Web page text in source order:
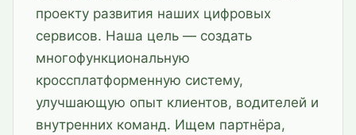
проекту развития наших цифровых
сервисов. Наша цель — создать
многофункциональную
кроссплатформенную систему,
улучшающую опыт клиентов, водителей и
внутренних команд. Ищем партнёра,